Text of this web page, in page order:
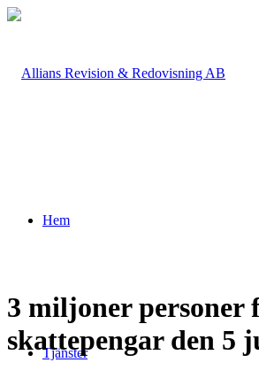
Hem
Tjänster
3 miljoner personer
skattepengar den 5